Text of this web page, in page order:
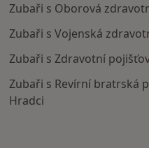
Zubaři s Oborová
Zubaři s Vojenská
Zubaři s Zdravotní
Zubaři s Revírní bratrská
Hradci